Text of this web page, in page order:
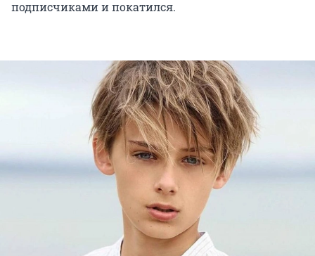
подписчиками и покатился.